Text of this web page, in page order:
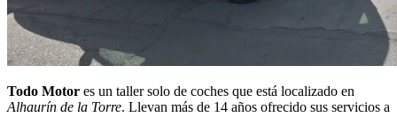
Todo Motor es un taller solo de coches que está localizado en
Alhaurín de la Torre. Llevan más de 14 años ofrecido sus servicios a